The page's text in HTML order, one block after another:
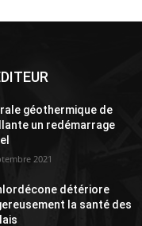
géothermique de
un redémarrage
2021
détériore
la santé des